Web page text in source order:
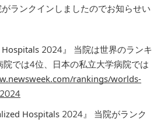
ランクインしましたのでお知らせい
2024』
当院は世界のランキ
では4位、日本の私立大学病院では
rankings/worlds-
Hospitals 2024』
当院がランク